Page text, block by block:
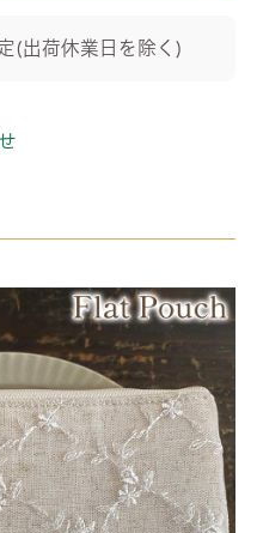
(出荷休業日を除く)